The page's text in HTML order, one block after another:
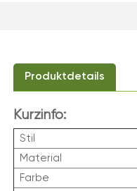
Produktdetails
Kurzinfo:
Stil
Material
Farbe